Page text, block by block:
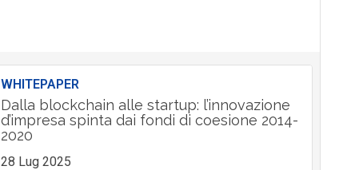
WHITEPAPER
Dalla blockchain alle startup: l’innovazione
d’impresa spinta dai fondi di coesione 2014-
2020
28 Lug 2025